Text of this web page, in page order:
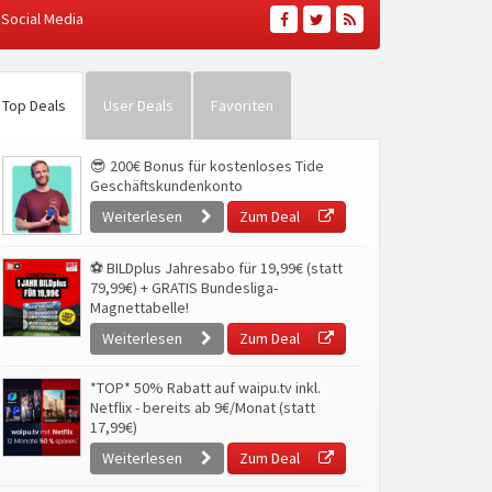
Social Media
Top Deals User Deals Favoriten
😎 200€ Bonus für kostenloses Tide
Geschäftskundenkonto
Weiterlesen
Zum Deal
⚽ BILDplus Jahresabo für 19,99€ (statt
79,99€) + GRATIS Bundesliga-
Magnettabelle!
Weiterlesen
Zum Deal
*TOP* 50% Rabatt auf waipu.tv inkl.
Netflix - bereits ab 9€/Monat (statt
17,99€)
Weiterlesen
Zum Deal